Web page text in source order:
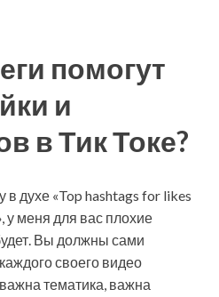
помогут
и
в Тик Токе?
духе «Top hashtags for likes
у меня для вас плохие
Вы должны сами
своего видео
тематика, важна